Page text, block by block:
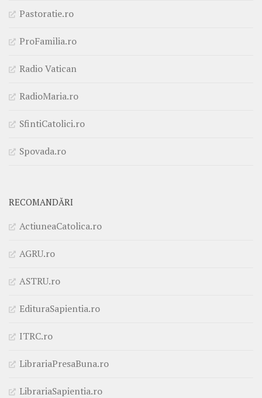
Pastoratie.ro
ProFamilia.ro
Radio Vatican
RadioMaria.ro
SfintiCatolici.ro
Spovada.ro
RECOMANDĂRI
ActiuneaCatolica.ro
AGRU.ro
ASTRU.ro
EdituraSapientia.ro
ITRC.ro
LibrariaPresaBuna.ro
LibrariaSapientia.ro